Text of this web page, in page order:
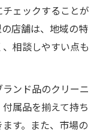
ェックすることが
店舗は、地域の特
相談しやすい点も
ンド品のクリーニ
属品を揃えて持ち
す。また、市場の